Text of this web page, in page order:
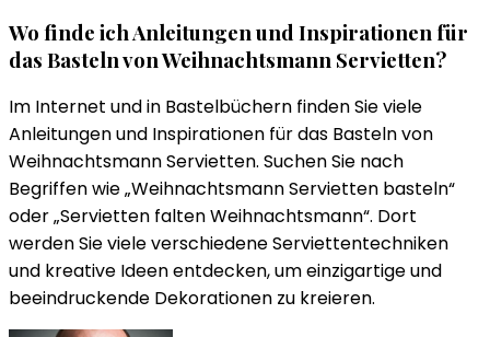
Wo finde ich Anleitungen und Inspirationen für
das Basteln von Weihnachtsmann Servietten?
Im Internet und in Bastelbüchern finden Sie viele
Anleitungen und Inspirationen für das Basteln von
Weihnachtsmann Servietten. Suchen Sie nach
Begriffen wie „Weihnachtsmann Servietten basteln“
oder „Servietten falten Weihnachtsmann“. Dort
werden Sie viele verschiedene Serviettentechniken
und kreative Ideen entdecken, um einzigartige und
beeindruckende Dekorationen zu kreieren.